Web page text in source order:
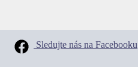
Sledujte nás na Facebooku